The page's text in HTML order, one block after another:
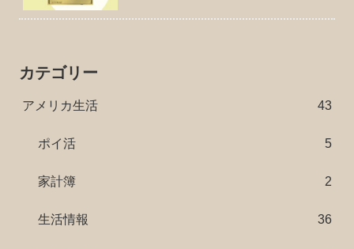
カテゴリー
アメリカ生活 43
ポイ活 5
家計簿 2
生活情報 36